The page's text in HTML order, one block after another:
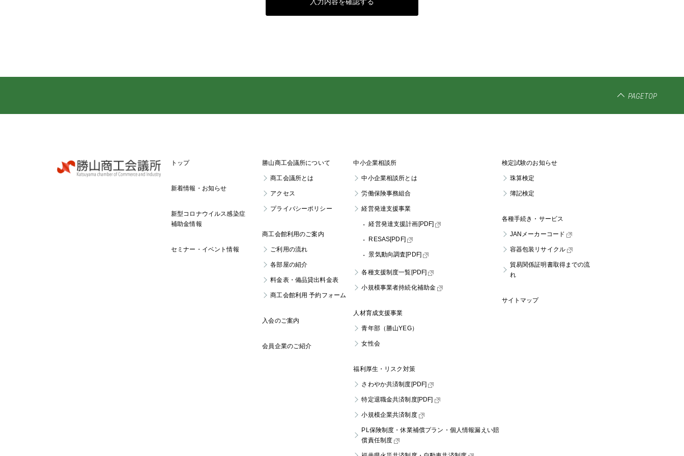
PAGETOP
トップ
新着情報・お知らせ
新型コロナウイルス感染症
補助金情報
セミナー・イベント情報
勝山商工会議所について
商工会議所とは
アクセス
プライバシーポリシー
商工会館利用のご案内
ご利用の流れ
各部屋の紹介
料金表・ 備品貸出料金表
商工会館利用予約フォーム
入会のご案内
会員企業のご紹介
中小企業相談所
中小企業相談所とは
労働保険事務組合
経営発達支援事業
経営発達支援計画[PDF]
RESAS[PDF]
景気動向調査[PDF]
各種支援制度一覧[PDF]
小規模事業者持続化補助金
人材育成支援事業
青年部（勝山YEG）
女性会
福利厚生・リスク対策
さわやか共済制度[PDF]
特定退職金共済制度[PDF]
小規模企業共済制度
PL保険制度・休業補償プラン・個人情報漏えい賠
償責任制度
検定試験のお知らせ
珠算検定
簿記検定
各種手続き・サービス
JANメーカーコード
容器包装リサイクル
貿易関係証明書取得までの流
れ
サイトマップ